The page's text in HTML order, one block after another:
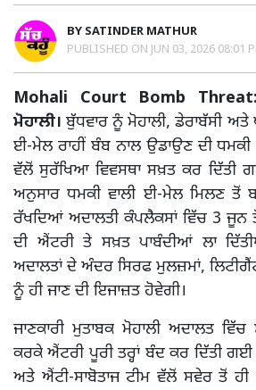
BY SATINDER MATHUR
PUBLISHED ON JUN 03, 2026 08:01
Mohali Court Bomb
ਮੋਹਾਲੀ। ਬੁੱਧਵਾਰ ਨੂੰ ਮੋਹਾਲੀ, ਡੇਰਾਬੱਸੀ
ਈ-ਮੇਲ ਰਾਹੀਂ ਬੰਬ ਨਾਲ ਉਡਾਉਣ ਦੀ
ਵੱਲੋਂ ਸੁਰੱਖਿਆ ਵਿਵਸਥਾ ਸਖ਼ਤ ਕਰ ਦਿੱਤੀ
ਅਨੁਸਾਰ ਧਮਕੀ ਵਾਲੀ ਈ-ਮੇਲ ਮਿਲਣ ਤੋਂ
ਰੱਖਦਿਆਂ ਅਦਾਲਤੀ ਕੰਪਲੈਕਸਾਂ ਵਿੱਚ 3
ਦੀ ਐਂਟਰੀ ਤੇ ਸਖ਼ਤ ਪਾਬੰਦੀਆਂ ਲਾ
ਅਦਾਲਤਾਂ ਦੇ ਅੰਦਰ ਸਿਰਫ ਮੁਲਜ਼ਮਾਂ,
ਨੂੰ ਹੀ ਜਾਣ ਦੀ ਇਜਾਜ਼ਤ ਹੋਵੇਗੀ।
ਜਾਣਕਾਰੀ ਮੁਤਾਬਕ ਮੋਹਾਲੀ ਅਦਾਲਤ
ਕਰਕੇ ਐਂਟਰੀ ਪੂਰੀ ਤਰ੍ਹਾਂ ਬੰਦ ਕਰ ਦਿੱਤੀ
ਅਤੇ ਐਂਟੀ-ਸਾਬੋਤਾਜ ਟੀਮ ਵੱਲੋਂ ਸਵੇਰ ਤੋਂ